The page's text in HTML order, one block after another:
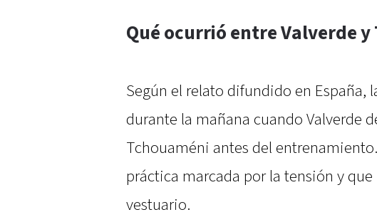
Qué ocurrió entre Valverde
Según el relato difundido en España,
durante la mañana cuando Valverde
Tchouaméni antes del
práctica marcada por la tensión y
vestuario.